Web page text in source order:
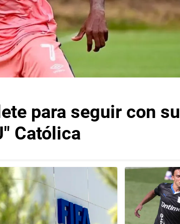
para seguir con su
Católica